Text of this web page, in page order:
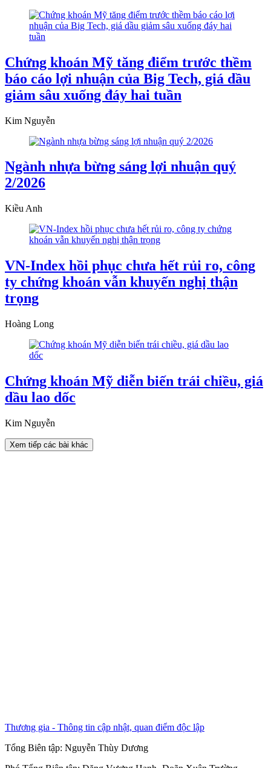
Chứng khoán Mỹ tăng điểm trước thềm
báo cáo lợi nhuận của Big Tech, giá dầu
giảm sâu xuống đáy hai tuần
Kim Nguyễn
Ngành nhựa bừng sáng lợi nhuận quý
2/2026
Kiều Anh
VN-Index hồi phục chưa hết rủi ro, công
ty chứng khoán vẫn khuyến nghị thận
trọng
Hoàng Long
Chứng khoán Mỹ diễn biến trái chiều, giá
dầu lao dốc
Kim Nguyễn
Xem tiếp các bài khác
Thương gia - Thông tin cập nhật, quan điểm độc lập
Tổng Biên tập: Nguyễn Thùy Dương